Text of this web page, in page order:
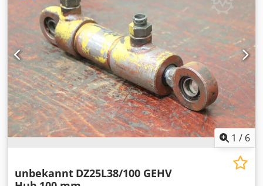
1 / 6
unbekannt DZ25L38/100 GEHV